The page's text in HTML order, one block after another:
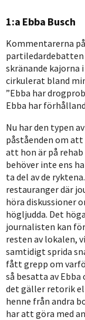
1:a Ebba Busch
Kommentarerna
skränande kajorna
cirkulerat bland
”Ebba har
Ebba har
Nu har den typen
påståenden om
att hon är på rehab
behöver inte ens
ta del av de
restauranger där
höra diskussioner
högljudda. Det
journalisten kan
resten av lokalen,
samtidigt sprida
fått grepp om
så besatta av
det gäller retorik
henne från andra
har att göra med